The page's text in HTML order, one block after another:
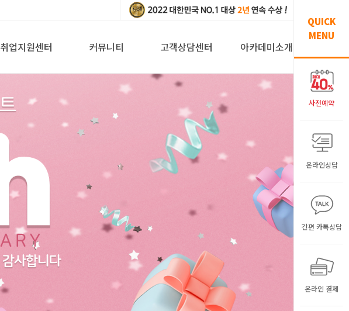
취업지원센터 커뮤니티 고객상담센터 아카데미소개
QUICK
MENU
사전예약
온라인상담
간편 카톡상담
온라인 결제